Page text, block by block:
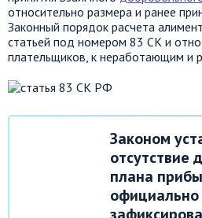
относительно размера и ранее
Законный порядок расчета
статьей под номером 83 СК и
плательщиков, к неработающим и
Законом
отсутствие
плана
официально